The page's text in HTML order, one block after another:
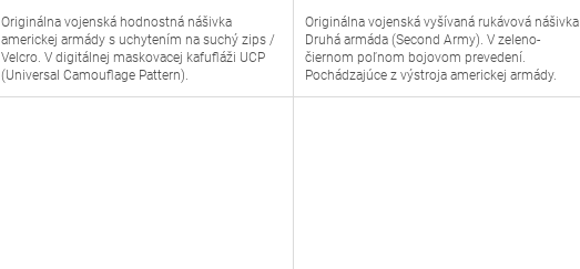
Originálna vojenská hodnostná nášivka
americkej armády s uchytením na suchý zips /
Velcro. V digitálnej maskovacej kafufláži UCP
(Universal Camouflage Pattern).
Originálna vojenská vyšívaná rukávová nášivka
Druhá armáda (Second Army). V zeleno-
čiernom poľnom bojovom prevedení.
Pochádzajúce z výstroja americkej armády.